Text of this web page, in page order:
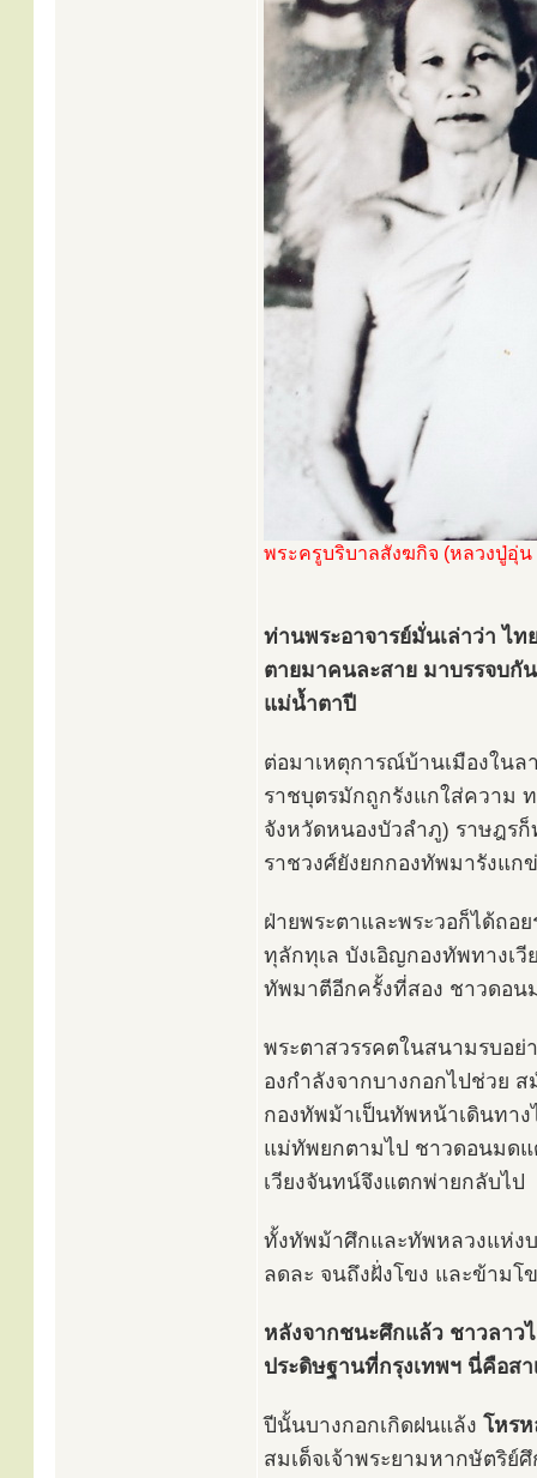
พระครูบริบาลสังฆกิจ (หลวงปู่อุ่น
ท่านพระอาจารย์มั่นเล่าว่า ไ
ตายมาคนละสาย มาบรรจบกั
แม่น้ำตาปี
ต่อมาเหตุการณ์บ้านเมืองในล
ราชบุตรมักถูกรังแกใส่ความ
จังหวัดหนองบัวลำภู) ราษฎร
ราชวงศ์ยังยกกองทัพมารังแก
ฝ่ายพระตาและพระวอก็ได้ถ
ทุลักทุเล บังเอิญกองทัพทางเ
ทัพมาตีอีกครั้งที่สอง ชาวดอน
พระตาสวรรคตในสนามรบอย่
องกำลังจากบางกอกไปช่วย
กองทัพม้าเป็นทัพหน้าเดินทาง
แม่ทัพยกตามไป ชาวดอนมด
เวียงจันทน์จึงแตกพ่ายกลับไป
ทั้งทัพม้าศึกและทัพหลวงแห่ง
ลดละ จนถึงฝั่งโขง และข้ามโ
หลังจากชนะศึกแล้ว ชาวลาว
ประดิษฐานที่กรุงเทพฯ นี่คือส
ปีนั้นบางกอกเกิดฝนแล้ง โหรห
สมเด็จเจ้าพระยามหากษัตริย์